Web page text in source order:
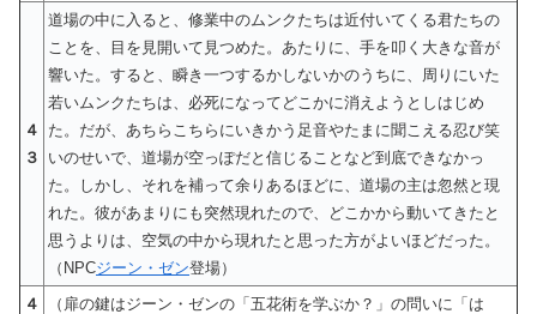
４
３
道場の中に入ると、修業中のムンクたちは近付いてくる君たちの
ことを、目を見開いて見つめた。あたりに、手を叩く大きな音が
響いた。すると、瞬き一つするかしないかのうちに、周りにいた
若いムンクたちは、必死になってどこかに消えようとしはじめ
た。だが、あちらこちらにいきかう足音やたまに聞こえる忍び笑
いのせいで、道場が空っぽだと信じることなど到底できなかっ
た。しかし、それを補って余りあるほどに、道場の主は忽然と現
れた。彼があまりにも突然現れたので、どこかから動いてきたと
思うよりは、空気の中から現れたと思った方がよいほどだった。
（NPCジーン・ゼン登場）
４
（扉の鍵はジーン・ゼンの「五花術を学ぶか？」の問いに「は